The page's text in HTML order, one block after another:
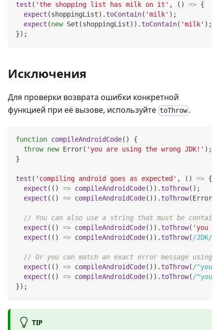
test ( 'the shopping list has milk on it' , ( ) => {
expect (shoppingList) . toContain( 'milk' ) ;
expect (new Set (shoppingList) ) . toContain( 'milk' ) ;
}) ;
Исключения
Для проверки возврата ошибки конкретной
функцией при её вызове, используйте toThrow .
function compileAndroidCode( )
{
throw new Error( 'you are using the wrong JDK!' ) ;
}
test ( 'compiling android goes as expected' , ( ) => {
expect ( ( ) => compileAndroidCode( ) ) . toThrow( ) ;
expect ( ( ) => compileAndroidCode( ) ) . toThrow(Error
// You can also use a string that must be
expect ( ( ) => compileAndroidCode( ) ) . toThrow( 'you
expect ( ( ) => compileAndroidCode( ) ) . toThrow( /JDK/
// Or you can match an exact error message using
expect ( ( ) => compileAndroidCode( ) ) . toThrow( /^you
expect ( ( ) => compileAndroidCode( ) ) . toThrow( /^you
}) ;
TIP